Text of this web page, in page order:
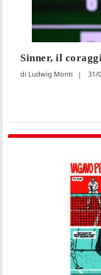
Sinner, il
Ludwig Monti 31/